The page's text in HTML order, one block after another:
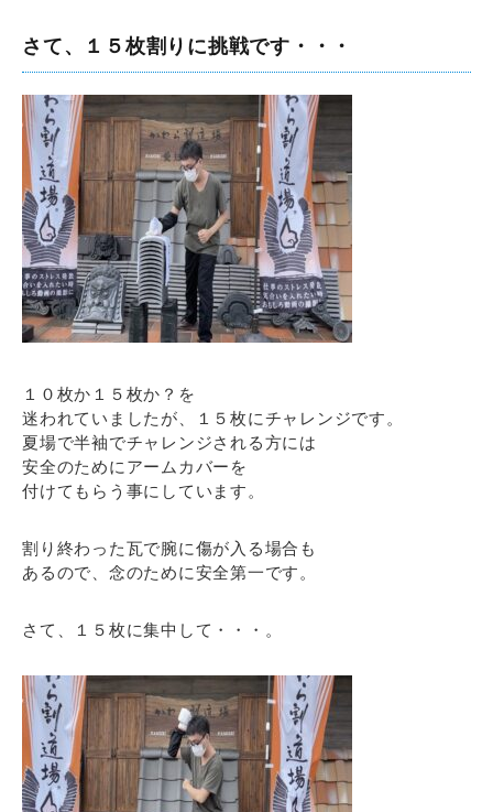
さて、１５枚割りに挑戦です・・・
１０枚か１５枚か？を
迷われていましたが、１５枚にチャレンジです。
夏場で半袖でチャレンジされる方には
安全のためにアームカバーを
付けてもらう事にしています。
割り終わった瓦で腕に傷が入る場合も
あるので、念のために安全第一です。
さて、１５枚に集中して・・・。